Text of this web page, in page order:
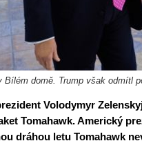
Bílém domě. Trump však odmítl
Volodymyr
Tomahawk. Americký
dráhou letu Tomahawk